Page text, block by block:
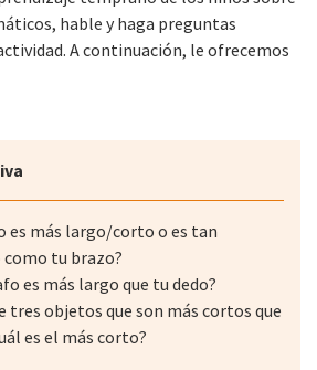
hable y haga preguntas
A continuación, le ofrecemos
es más largo/corto o es tan
tu brazo?
es más largo que tu dedo?
tres objetos que son más cortos que
es el más corto?